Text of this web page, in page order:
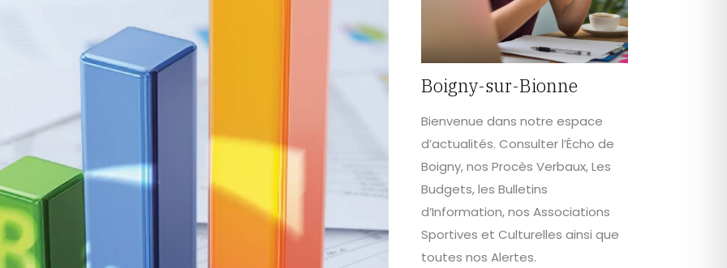
Boigny-sur-Bionne
Bienvenue dans notre espace
d’actualités. Consulter l’Écho de
Boigny, nos Procès Verbaux, Les
Budgets, les Bulletins
d’Information, nos Associations
Sportives et Culturelles ainsi que
toutes nos Alertes.